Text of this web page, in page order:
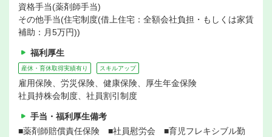
資格手当(薬剤師手当)
その他手当(住宅制度(借上住宅：全額会社負担・もしくは家賃
補助：月5万円))
福利厚生
産休・育休取得実績有り スキルアップ
雇用保険、労災保険、健康保険、厚生年金保険
社員持株会制度、社員割引制度
手当・福利厚生備考
■薬剤師賠償責任保険 ■社員慰労会 ■育児フレキシブル勤